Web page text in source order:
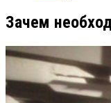
Зачем